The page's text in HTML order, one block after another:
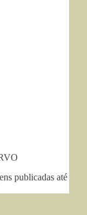
publicadas até